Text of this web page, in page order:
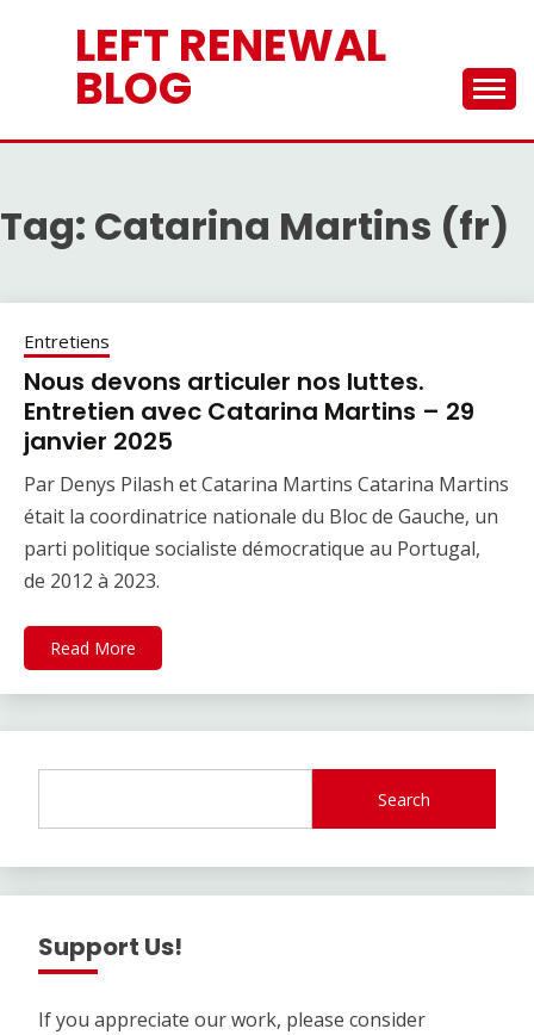
LEFT RENEWAL
BLOG
Tag: Catarina Martins (fr)
Entretiens
Nous devons articuler nos luttes.
Entretien avec Catarina Martins – 29
janvier 2025
Par Denys Pilash et Catarina Martins Catarina Martins
était la coordinatrice nationale du Bloc de Gauche, un
parti politique socialiste démocratique au Portugal,
de 2012 à 2023.
Read More
Search
Support Us!
If you appreciate our work, please consider